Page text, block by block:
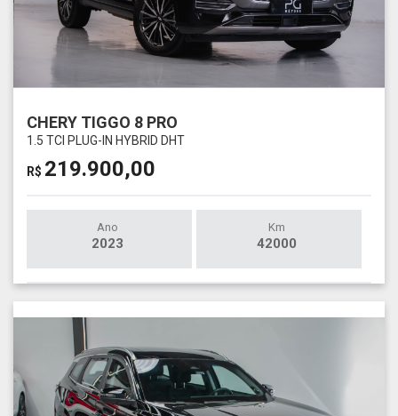
CHERY TIGGO 8 PRO
1.5 TCI PLUG-IN HYBRID DHT
R$ 219.900,00
Ano
2023
Km
42000